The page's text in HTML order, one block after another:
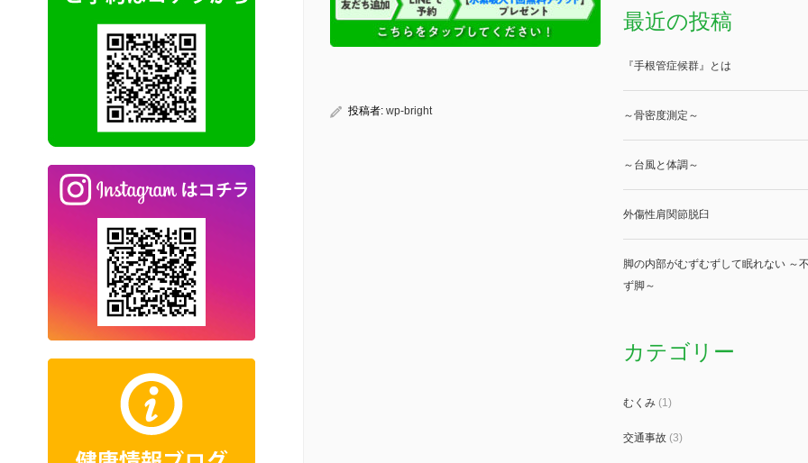
投稿者: wp-bright
最近の投稿
『手根管症候群』とは
～骨密度測定～
～台風と体調～
外傷性肩関節脱臼
脚の内部がむずむずして眠れない ～
ず脚～
カテゴリー
むくみ(1)
交通事故(3)